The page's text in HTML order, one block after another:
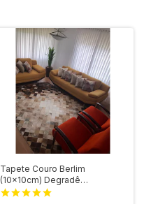
Tapete Couro Berlim
(10x10cm) Degradê
Marrom/Exótico/Marfim